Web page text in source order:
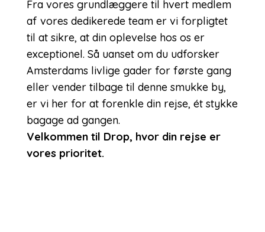
Fra vores grundlæggere til hvert medlem
af vores dedikerede team er vi forpligtet
til at sikre, at din oplevelse hos os er
exceptionel. Så uanset om du udforsker
Amsterdams livlige gader for første gang
eller vender tilbage til denne smukke by,
er vi her for at forenkle din rejse, ét stykke
bagage ad gangen.
Velkommen til Drop, hvor din rejse er
vores prioritet.